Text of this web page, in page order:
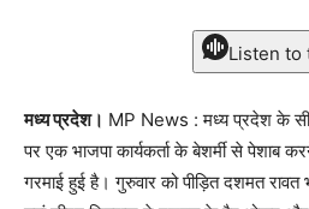
Listen to
मध्य प्रदेश। MP News : मध्य प्रदेश के
पर एक भाजपा कार्यकर्ता के बेशर्मी से पेशाब
गरमाई हुई है। गुरुवार को पीड़ित दशमत रावत